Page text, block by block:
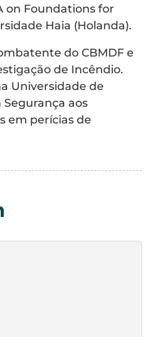
on Foundations for
Haia (Holanda).
do CBMDF e
de Incêndio.
Universidade de
aos
em perícias de